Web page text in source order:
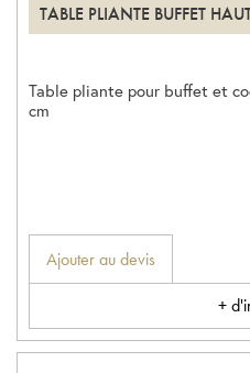
TABLE PLIANTE BUFFET
Table pliante pour buffet et
cm
Ajouter au devis
+